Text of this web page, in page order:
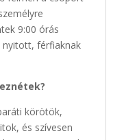
9:00 órás
nyitott, férfiaknak
körötök,
és szívesen